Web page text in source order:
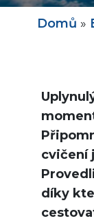
Domů »
cvičení
díky